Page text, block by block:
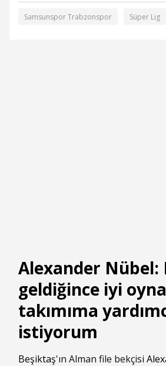
Samsunspor Trabzonspor Süper Lig
Alexander Nübel:
geldiğince iyi
takımıma
istiyorum
Beşiktaş'ın Alman file bekçisi